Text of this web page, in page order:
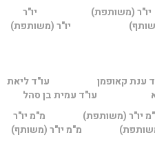
יו"ר (משותפת) יו"ר
יו"ר (משותפת)
ענת קאופמן עו"ד ליאת
עו"ד עמית בן סהל
יו"ר (משותפת) מ"מ יו"ר
מ"מ יו"ר (משותף)